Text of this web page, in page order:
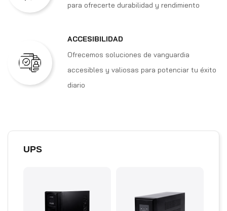
para ofrecerte durabilidad y rendimiento
ACCESIBILIDAD
Ofrecemos soluciones de vanguardia
accesibles y valiosas para potenciar tu éxito
diario
UPS